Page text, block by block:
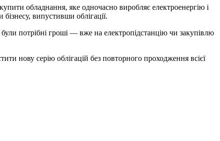
обладнання, яке одночасно виробляє електроенергію і
випустивши облігації.
були потрібні гроші — вже на електропідстанцію чи закупівлю
нову серію облігацій без повторного проходження всієї